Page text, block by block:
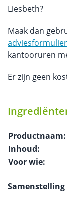
Liesbeth?
Maak dan
adviesformulier
kantooruren
Er zijn geen
Productnaam:
Inhoud:
Voor wie:
Samenstelling